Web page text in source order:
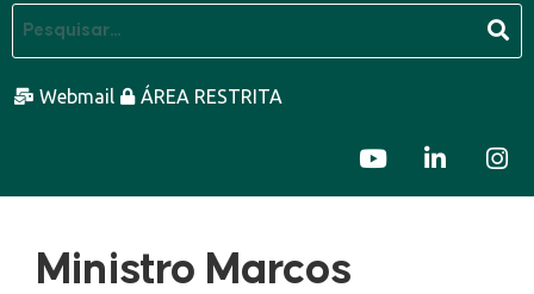
Webmail ÁREA RESTRITA
Ministro Marcos